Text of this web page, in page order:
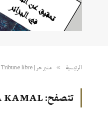
الرئيسية » منبر حر | Tribune libre
تتصفح: KAMAL